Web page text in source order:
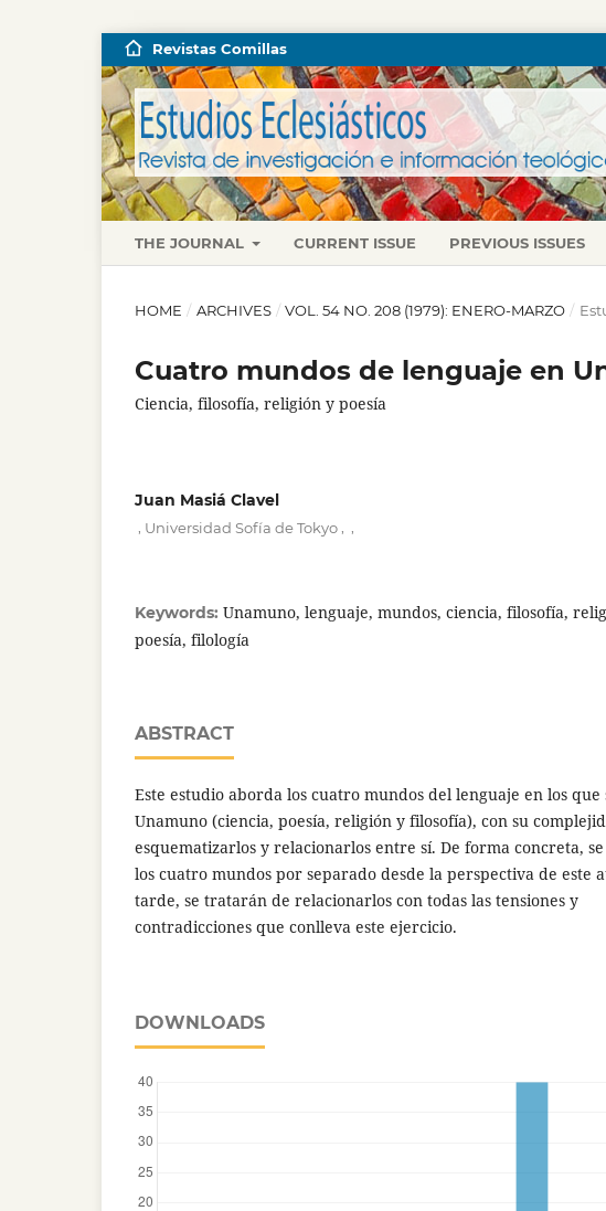
THE JOURNAL CURRENT ISSUE PREVIOUS ISSUES
Revistas Comillas
HOME / ARCHIVES / VOL. 54 NO. 208 (1979): ENERO-MARZO /
Cuatro mundos de lenguaje en
Ciencia, filosofía, religión y poesía
Juan Masiá Clavel
Universidad Sofía de Tokyo
Keywords: Unamuno, lenguaje, mundos, ciencia, filosofía,
poesía, filología
ABSTRACT
Este estudio aborda los cuatro mundos del lenguaje en los que
Unamuno (ciencia, poesía, religión y filosofía), con su
esquematizarlos y relacionarlos entre sí. De forma concreta,
los cuatro mundos por separado desde la perspectiva de este
tarde, se tratarán de relacionarlos con todas las tensiones y
contradicciones que conlleva este ejercicio.
DOWNLOADS